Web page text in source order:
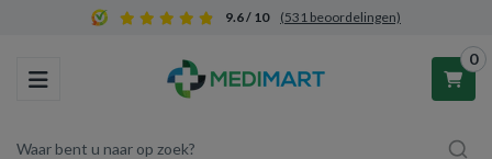
9.6 / 10 (531 beoordelingen)
Toggle navigation
Waar bent u naar op zoek?
0